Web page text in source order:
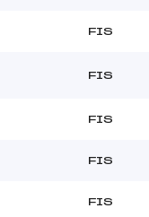
FIS
FIS
FIS
FIS
FIS